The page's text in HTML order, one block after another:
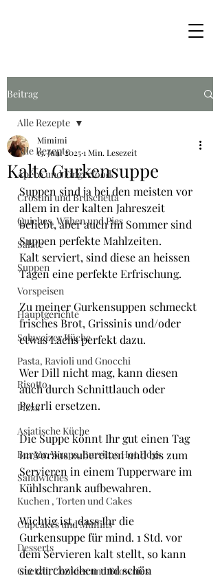
Beitrag
Alle Rezepte
Apéro und Fingerfood
Crostini und Bruschetta
Quiches, Wähen und Pies
Salate
Suppen
Vorspeisen
Hauptgerichte
Schweizer Küche
Pasta, Ravioli und Gnocchi
Risotto
Pizza
Asiatische Küche
Burger, Wraps, Burritos,Hot Dogs
Sandwiches
Kuchen , Torten und Cakes
Cupcakes und Muffins
Desserts
Guetzli, Cookies und Brownies
Alle Rezepte
Kalte Gurkensuppe
Mimimi
15. Juni 20251 Min. Lesezeit
Suppen sind ja bei den meisten vor
allem in der kalten Jahreszeit
beliebt, aber auch im Sommer sind
Suppen perfekte Mahlzeiten.
Kalt serviert, sind diese an heissen
Tagen eine perfekte Erfrischung.
Zu meiner Gurkensuppen schmeckt
frisches Brot, Grissinis und/oder
etwas Lachs perfekt dazu.
Wer Dill nicht mag, kann diesen
auch durch Schnittlauch oder
Peterli ersetzen.
Die Suppe könnt Ihr gut einen Tag
im Voraus zubereiten und bis zum
Servieren in einem Tupperware im
Kühlschrank aufbewahren.
Wichtig ist, dass Ihr die
Gurkensuppe für mind. 1 Std. vor
dem Servieren kalt stellt, so kann
sie durchziehen und schön